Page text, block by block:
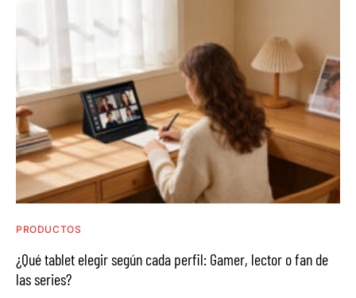
PRODUCTOS
¿Qué tablet elegir según cada perfil: Gamer, lector o fan de
las series?